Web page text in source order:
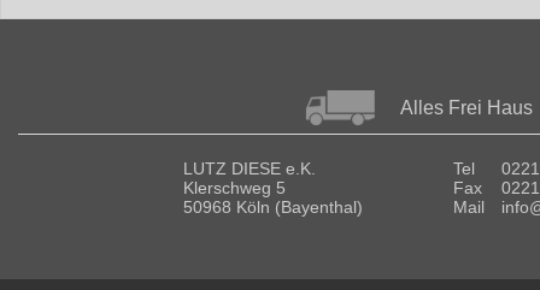
Alles Frei Haus
LUTZ DIESE e.K.
Klerschweg 5
50968 Köln (Bayenthal)
Tel
Fax
Mail